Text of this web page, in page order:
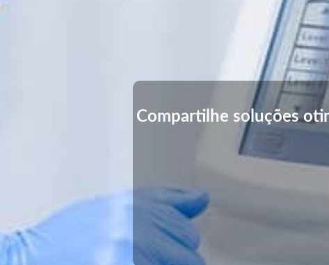
Compartilhe soluções